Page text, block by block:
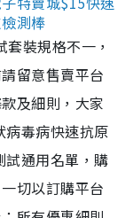
測棒
裝規格不一，
留意售賣平台
及細則，大家
病毒病快速抗原
通用名單，購
切以訂購平台